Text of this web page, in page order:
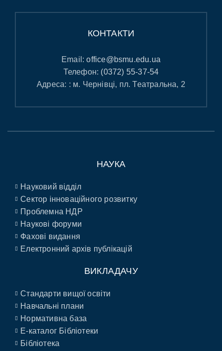
КОНТАКТИ
Email:office@bsmu.edu.ua
Телефон: (0372) 55-37-54
Адреса: : м. Чернівці, пл. Театральна, 2
НАУКА
Науковий відділ
Сектор інноваційного розвитку
Проблемна НДР
Наукові форуми
Фахові видання
Електронний архів публікацій
ВИКЛАДАЧУ
Стандарти вищої освіти
Навчальні плани
Нормативна база
E-каталог Бібліотеки
Бібліотека